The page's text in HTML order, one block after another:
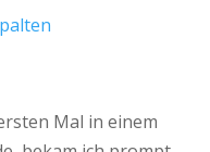
Mal in einem